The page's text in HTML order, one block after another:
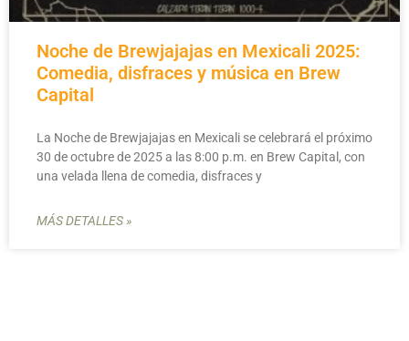
Noche de Brewjajajas en Mexicali 2025:
Comedia, disfraces y música en Brew
Capital
La Noche de Brewjajajas en Mexicali se celebrará el próximo
30 de octubre de 2025 a las 8:00 p.m. en Brew Capital, con
una velada llena de comedia, disfraces y
MÁS DETALLES »